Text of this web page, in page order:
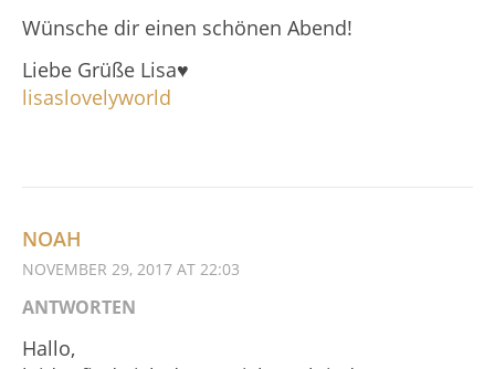
Wünsche dir einen schönen Abend!
Liebe Grüße Lisa♥
lisaslovelyworld
NOAH
NOVEMBER 29, 2017 AT 22:03
ANTWORTEN
Hallo,